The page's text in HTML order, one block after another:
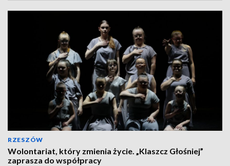
RZESZÓW
Wolontariat, który zmienia życie. „Klaszcz Głośniej”
zaprasza do współpracy